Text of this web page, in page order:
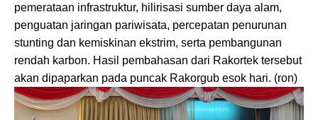
pemerataan infrastruktur, hilirisasi sumber daya alam,
penguatan jaringan pariwisata, percepatan penurunan
stunting dan kemiskinan ekstrim, serta pembangunan
rendah karbon. Hasil pembahasan dari Rakortek tersebut
akan dipaparkan pada puncak Rakorgub esok hari. (ron)